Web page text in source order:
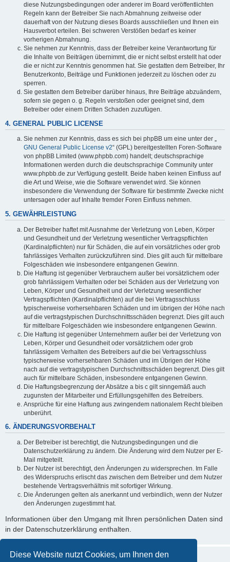
Diese Website nutzt Cookies, um Ihnen den
diese Nutzungsbedingungen oder anderer im Board veröffentlichten
Regeln kann der Betreiber Sie nach Abmahnung zeitweise oder
dauerhaft von der Nutzung dieses Boards ausschließen und Ihnen ein
Hausverbot erteilen. Bei schweren Verstößen bedarf es keiner
vorherigen Abmahnung.
Sie nehmen zur Kenntnis, dass der Betreiber keine Verantwortung für
die Inhalte von Beiträgen übernimmt, die er nicht selbst erstellt hat oder
die er nicht zur Kenntnis genommen hat. Sie gestatten dem Betreiber, Ihr
Benutzerkonto, Beiträge und Funktionen jederzeit zu löschen oder zu
sperren.
Sie gestatten dem Betreiber darüber hinaus, Ihre Beiträge abzuändern,
sofern sie gegen o. g. Regeln verstoßen oder geeignet sind, dem
Betreiber oder einem Dritten Schaden zuzufügen.
4. GENERAL PUBLIC LICENSE
Sie nehmen zur Kenntnis, dass es sich bei phpBB um eine unter der „
GNU General Public License v2“ (GPL) bereitgestellten Foren-Software
von phpBB Limited (www.phpbb.com) handelt; deutschsprachige
Informationen werden durch die deutschsprachige Community unter
www.phpbb.de zur Verfügung gestellt. Beide haben keinen Einfluss auf
die Art und Weise, wie die Software verwendet wird. Sie können
insbesondere die Verwendung der Software für bestimmte Zwecke nicht
untersagen oder auf Inhalte fremder Foren Einfluss nehmen.
5. GEWÄHRLEISTUNG
Der Betreiber haftet mit Ausnahme der Verletzung von Leben, Körper
und Gesundheit und der Verletzung wesentlicher Vertragspflichten
(Kardinalpflichten) nur für Schäden, die auf ein vorsätzliches oder grob
fahrlässiges Verhalten zurückzuführen sind. Dies gilt auch für mittelbare
Folgeschäden wie insbesondere entgangenen Gewinn.
Die Haftung ist gegenüber Verbrauchern außer bei vorsätzlichem oder
grob fahrlässigem Verhalten oder bei Schäden aus der Verletzung von
Leben, Körper und Gesundheit und der Verletzung wesentlicher
Vertragspflichten (Kardinalpflichten) auf die bei Vertragsschluss
typischerweise vorhersehbaren Schäden und im übrigen der Höhe nach
auf die vertragstypischen Durchschnittsschäden begrenzt. Dies gilt auch
für mittelbare Folgeschäden wie insbesondere entgangenen Gewinn.
Die Haftung ist gegenüber Unternehmern außer bei der Verletzung von
Leben, Körper und Gesundheit oder vorsätzlichem oder grob
fahrlässigem Verhalten des Betreibers auf die bei Vertragsschluss
typischerweise vorhersehbaren Schäden und im Übrigen der Höhe
nach auf die vertragstypischen Durchschnittsschäden begrenzt. Dies gilt
auch für mittelbare Schäden, insbesondere entgangenen Gewinn.
Die Haftungsbegrenzung der Absätze a bis c gilt sinngemäß auch
zugunsten der Mitarbeiter und Erfüllungsgehilfen des Betreibers.
Ansprüche für eine Haftung aus zwingendem nationalem Recht bleiben
unberührt.
6. ÄNDERUNGSVORBEHALT
Der Betreiber ist berechtigt, die Nutzungsbedingungen und die
Datenschutzerklärung zu ändern. Die Änderung wird dem Nutzer per E-
Mail mitgeteilt.
Der Nutzer ist berechtigt, den Änderungen zu widersprechen. Im Falle
des Widerspruchs erlischt das zwischen dem Betreiber und dem Nutzer
bestehende Vertragsverhältnis mit sofortiger Wirkung.
Die Änderungen gelten als anerkannt und verbindlich, wenn der Nutzer
den Änderungen zugestimmt hat.
Informationen über den Umgang mit Ihren persönlichen Daten sind
in der Datenschutzerklärung enthalten.